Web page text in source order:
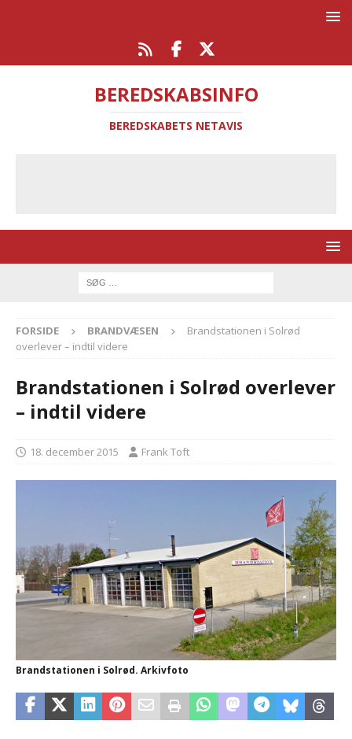
BEREDSKABSINFO
BEREDSKABETS NETAVIS
FORSIDE BRANDVÆSEN
Brandstationen i Solrød
overlever – indtil videre
Brandstationen i Solrød overlever
– indtil videre
18. december 2015 Frank Toft
Brandstationen i Solrød. Arkivfoto